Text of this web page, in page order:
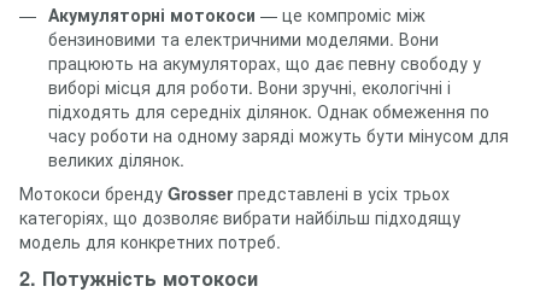
Акумуляторні мотокоси — це компроміс між
бензиновими та електричними моделями. Вони
працюють на акумуляторах, що дає певну свободу у
виборі місця для роботи. Вони зручні, екологічні і
підходять для середніх ділянок. Однак обмеження по
часу роботи на одному заряді можуть бути мінусом для
великих ділянок.
Мотокоси бренду Grosserпредставлені в усіх трьох
категоріях, що дозволяє вибрати найбільш підходящу
модель для конкретних потреб.
2. Потужність мотокоси